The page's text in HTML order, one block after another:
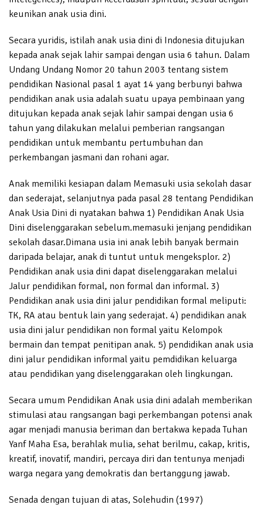
keunikan anak usia dini.
Secara yuridis, istilah anak usia dini di Indonesia ditujukan
kepada anak sejak lahir sampai dengan usia 6 tahun. Dalam
Undang Undang Nomor 20 tahun 2003 tentang sistem
pendidikan Nasional pasal 1 ayat 14 yang berbunyi bahwa
pendidikan anak usia adalah suatu upaya pembinaan yang
ditujukan kepada anak sejak lahir sampai dengan usia 6
tahun yang dilakukan melalui pemberian rangsangan
pendidikan untuk membantu pertumbuhan dan
perkembangan jasmani dan rohani agar.
Anak memiliki kesiapan dalam Memasuki usia sekolah dasar
dan sederajat, selanjutnya pada pasal 28 tentang Pendidikan
Anak Usia Dini di nyatakan bahwa 1) Pendidikan Anak Usia
Dini diselenggarakan sebelum.memasuki jenjang pendidikan
sekolah dasar.Dimana usia ini anak lebih banyak bermain
daripada belajar, anak di tuntut untuk mengeksplor. 2)
Pendidikan anak usia dini dapat diselenggarakan melalui
Jalur pendidikan formal, non formal dan informal. 3)
Pendidikan anak usia dini jalur pendidikan formal meliputi:
TK, RA atau bentuk lain yang sederajat. 4) pendidikan anak
usia dini jalur pendidikan non formal yaitu Kelompok
bermain dan tempat penitipan anak. 5) pendidikan anak usia
dini jalur pendidikan informal yaitu pemdidikan keluarga
atau pendidikan yang diselenggarakan oleh lingkungan.
Secara umum Pendidikan Anak usia dini adalah memberikan
stimulasi atau rangsangan bagi perkembangan potensi anak
agar menjadi manusia beriman dan bertakwa kepada Tuhan
Yanf Maha Esa, berahlak mulia, sehat berilmu, cakap, kritis,
kreatif, inovatif, mandiri, percaya diri dan tentunya menjadi
warga negara yang demokratis dan bertanggung jawab.
Senada dengan tujuan di atas, Solehudin (1997)